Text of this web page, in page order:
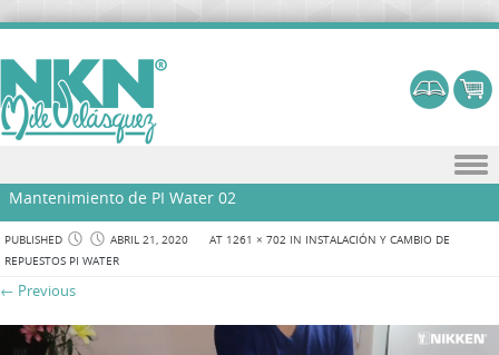
Skip to content
Mantenimiento de PI Water 02
PUBLISHED ABRIL 21, 2020 AT 1261 × 702 IN INSTALACIÓN Y CAMBIO DE
REPUESTOS PI WATER
← Previous